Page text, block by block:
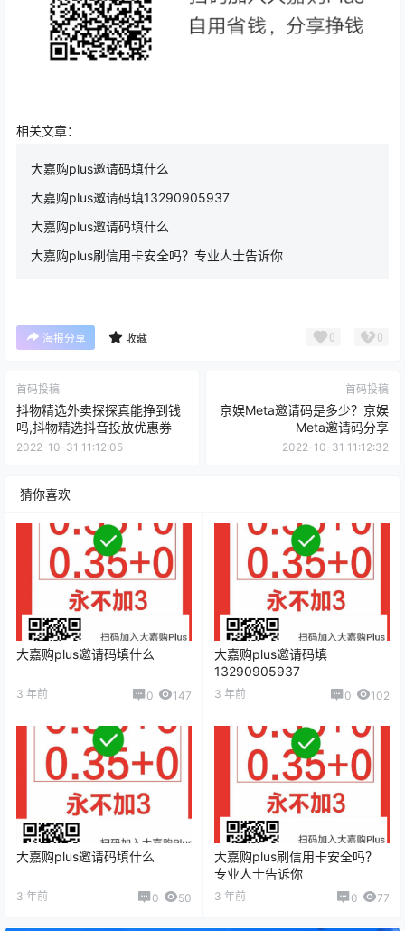
相关文章：
大嘉购plus邀请码填什么
大嘉购plus邀请码填13290905937
大嘉购plus邀请码填什么
大嘉购plus刷信用卡安全吗？专业人士告诉你
海报分享 收藏 0 0
首码投稿
抖物精选外卖探探真能挣到钱
吗,抖物精选抖音投放优惠券
2022-10-31 11:12:05
首码投稿
京娱Meta邀请码是多少？京娱
Meta邀请码分享
2022-10-31 11:12:32
猜你喜欢
大嘉购plus邀请码填什么
3 年前 0 147
大嘉购plus邀请码填
13290905937
3 年前 0 102
大嘉购plus邀请码填什么
3 年前 0 50
大嘉购plus刷信用卡安全吗？
专业人士告诉你
3 年前 0 77